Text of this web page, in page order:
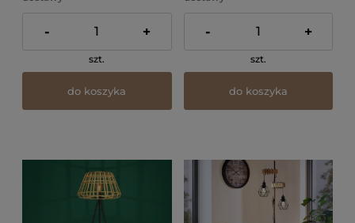
- +
szt.
do koszyka
- +
szt.
do koszyka